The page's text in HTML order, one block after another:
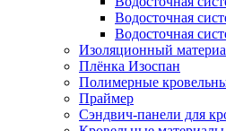
Водосточная
Водосточная
Изоляционный
Плёнка Изоспан
Полимерные
Праймер
Сэндвич-панели для